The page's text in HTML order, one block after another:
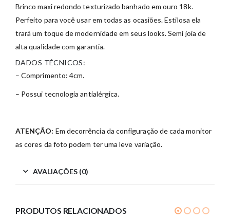
Brinco maxi redondo texturizado banhado em ouro 18k.
Perfeito para você usar em todas as ocasiões. Estilosa ela
trará um toque de modernidade em seus looks. Semi joia de
alta qualidade com garantia.
DADOS TÉCNICOS:
– Comprimento: 4cm.
– Possui tecnologia antialérgica.
ATENÇÃO: Em decorrência da configuração de cada monitor
as cores da foto podem ter uma leve variação.
AVALIAÇÕES (0)
PRODUTOS RELACIONADOS